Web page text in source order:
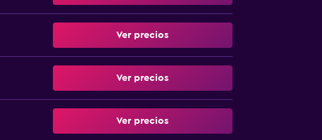
Ver precios
Ver precios
Ver precios